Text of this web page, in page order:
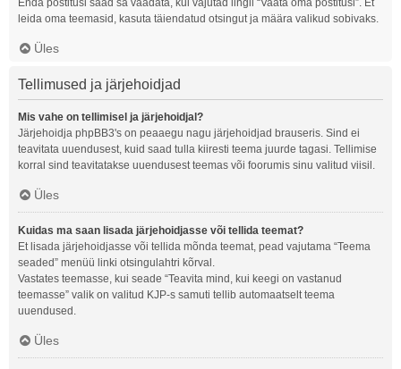
Enda postitusi saad sa vaadata, kui vajutad lingil “Vaata oma postitusi”. Et
leida oma teemasid, kasuta täiendatud otsingut ja määra valikud sobivaks.
Üles
Tellimused ja järjehoidjad
Mis vahe on tellimisel ja järjehoidjal?
Järjehoidja phpBB3's on peaaegu nagu järjehoidjad brauseris. Sind ei
teavitata uuendusest, kuid saad tulla kiiresti teema juurde tagasi. Tellimise
korral sind teavitatakse uuendusest teemas või foorumis sinu valitud viisil.
Üles
Kuidas ma saan lisada järjehoidjasse või tellida teemat?
Et lisada järjehoidjasse või tellida mõnda teemat, pead vajutama “Teema
seaded” menüü linki otsingulahtri kõrval.
Vastates teemasse, kui seade “Teavita mind, kui keegi on vastanud
teemasse” valik on valitud KJP-s samuti tellib automaatselt teema
uuendused.
Üles